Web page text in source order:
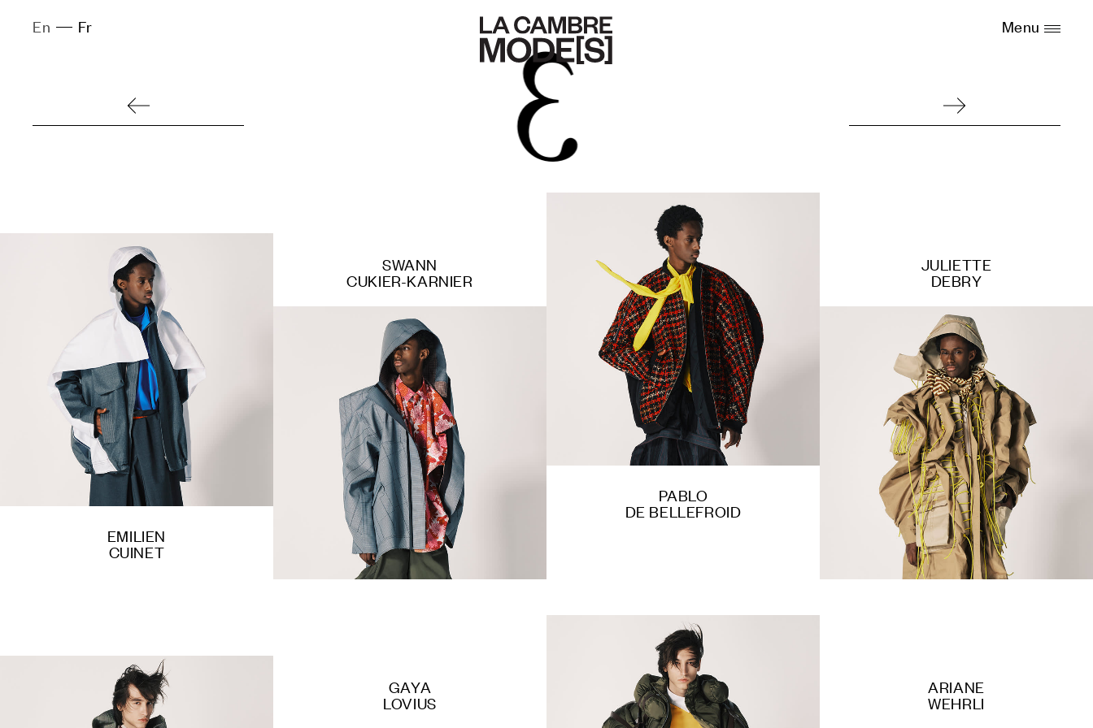
En Fr Menu
3
EMILIEN
CUINET
SWANN
CUKIER-KARNIER
PABLO
DE BELLEFROID
JULIETTE
DEBRY
GAYA
LOVIUS
ARIANE
WEHRLI